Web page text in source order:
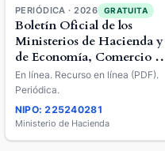
PERIÓDICA · 2026 GRATUITA
Boletín Oficial de los
Ministerios de Hacienda y
de Economía, Comercio y
Empresa
En línea. Recurso en línea (PDF).
Periódica.
NIPO: 225240281
Ministerio de Hacienda